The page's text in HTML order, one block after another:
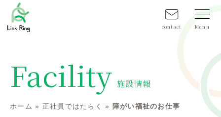
contact
Facility 施設情報
ホーム » 正社員ではたらく » 障がい福祉のお仕事